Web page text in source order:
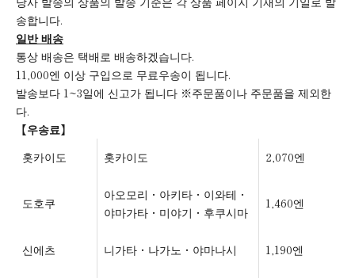
송합니다.
일반 배송
통상 배송은 택배로 배송하겠습니다.
11,000엔 이상 구입으로 무료우송이 됩니다.
발송보다 1~3일에 신고가 됩니다 ※주문품이나 주문품을 제외한
다.
【우송료】
홋카이도
홋카이도 2,070엔
도호쿠
아오모리・아키타・이와테・
야마가타・미야기・후쿠시마
1,460엔
신에츠 니가타・나가노・야마나시 1,190엔